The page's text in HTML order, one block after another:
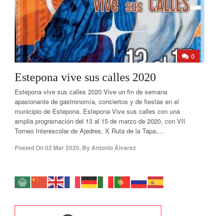
0
Estepona vive sus calles 2020
Estepona vive sus calles 2020 Vive un fin de semana
apasionante de gastronomía, conciertos y de fiestas en el
municipio de Estepona. Estepona Vive sus calles con una
amplia programación del 13 al 15 de marzo de 2020, con VII
Torneo Interescolar de Ajedres, X Ruta de la Tapa,...
Posted On02 Mar 2020, ByAntonio Álvarez